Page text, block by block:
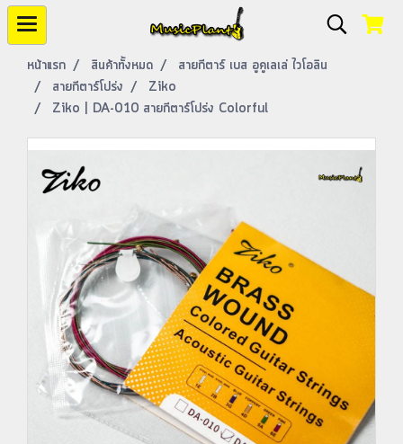
หน้าแรก สินค้าทั้งหมด
สายกีตาร์ เบส อูคูเลเล่ ไวโอลิน
สายกีตาร์โปร่ง
Ziko
Ziko | DA-010 สายกีตาร์โปร่ง Colorful